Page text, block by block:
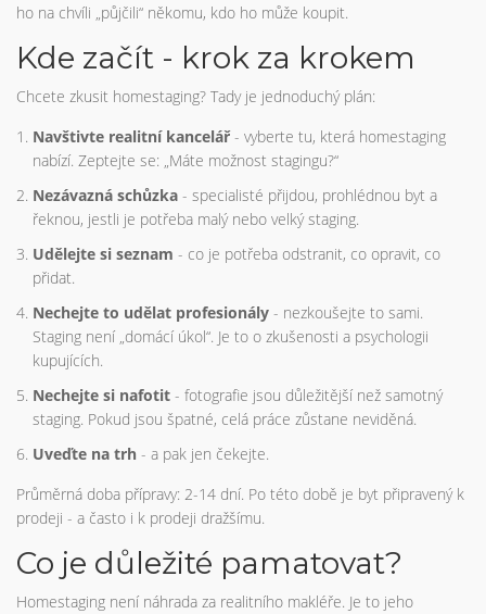
ho na chvíli „půjčili“ někomu, kdo ho může koupit.
Kde začít - krok za krokem
Chcete zkusit homestaging? Tady je jednoduchý plán:
Navštivte realitní kancelář- vyberte tu, která homestaging
nabízí. Zeptejte se: „Máte možnost stagingu?“
Nezávazná schůzka - specialisté přijdou, prohlédnou byt a
řeknou, jestli je potřeba malý nebo velký staging.
Udělejte si seznam - co je potřeba odstranit, co opravit, co
přidat.
Nechejte to udělat profesionály - nezkoušejte to sami.
Staging není „domácí úkol“. Je to o zkušenosti a psychologii
kupujících.
Nechejte si nafotit - fotografie jsou důležitější než samotný
staging. Pokud jsou špatné, celá práce zůstane neviděná.
Uveďte na trh - a pak jen čekejte.
Průměrná doba přípravy: 2-14 dní. Po této době je byt připravený k
prodeji - a často i k prodeji dražšímu.
Co je důležité pamatovat?
Homestaging není náhrada za realitního makléře. Je to jeho